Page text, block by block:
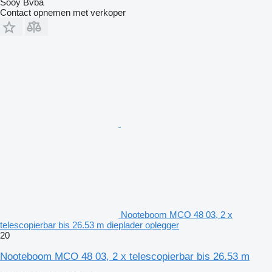
Contact opnemen met verkoper
Nooteboom MCO 48 03, 2 x
telescopierbar bis 26.53 m dieplader oplegger
20
Nooteboom MCO 48 03, 2 x telescopierbar bis 26.53 m